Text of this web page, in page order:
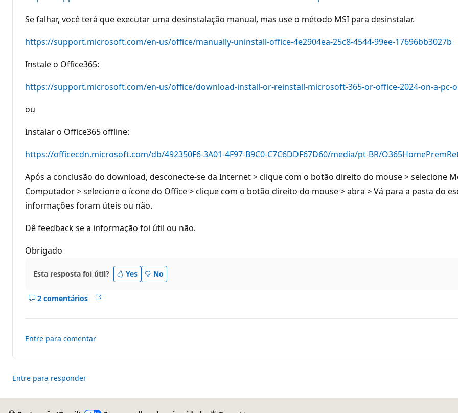
Se falhar, você terá que executar uma desinstalação manual, mas use o método MSI para desinstalar.
https://support.microsoft.com/en-us/office/manually-uninstall-office-4e2904ea-25c8-4544-99ee-17696bb3027b
Instale o Office365:
https://support.microsoft.com/en-us/office/download-install-or-reinstall-microsoft-365-or-office-2024-on-a-pc-
ou
Instalar o Office365 offline:
https://officecdn.microsoft.com/db/492350F6-3A01-4F97-B9C0-C7C6DDF67D60/media/pt-BR/
Após a conclusão do download, desconecte-se da Internet > clique com o botão direito do mouse > selecione
Computador > selecione o ícone do Office > clique com o botão direito do mouse > abra > Vá para a pasta do
informações foram úteis ou não.
Dê feedback se a informação foi útil ou não.
Obrigado
Esta resposta foi útil? Yes No
2 comentários
Mostrar
resposta
Entre para comentar
Entre para responder